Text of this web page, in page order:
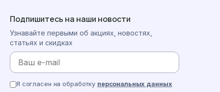
Подпишитесь на наши новости
Узнавайте первыми об акциях, новостях,
статьях и скидках
Я согласен на обработку персональных данных